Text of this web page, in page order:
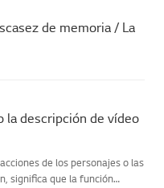
de memoria / La
la descripción de vídeo
de los personajes o las
significa que la función